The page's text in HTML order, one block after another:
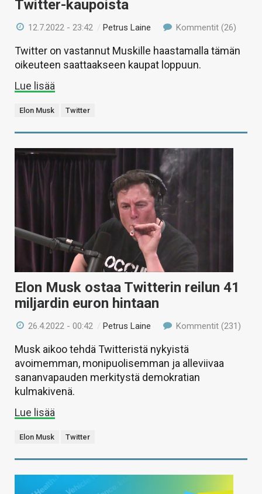
Twitter-kaupoista
12.7.2022 - 23:42 /Petrus Laine Kommentit (26)
Twitter on vastannut Muskille haastamalla tämän
oikeuteen saattaakseen kaupat loppuun.
Lue lisää
Elon Musk Twitter
Elon Musk ostaa Twitterin reilun 41
miljardin euron hintaan
26.4.2022 - 00:42 /Petrus Laine Kommentit (231)
Musk aikoo tehdä Twitteristä nykyistä
avoimemman, monipuolisemman ja alleviivaa
sananvapauden merkitystä demokratian
kulmakivenä.
Lue lisää
Elon Musk Twitter